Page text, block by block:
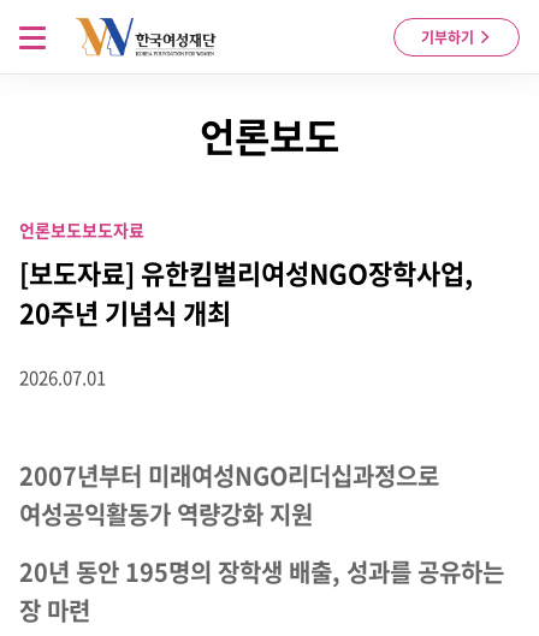
Skip to content
기부하기
메뉴 열기
언론보도
언론보도보도자료
[보도자료] 유한킴벌리여성NGO장학사업,
20주년 기념식 개최
2026.07.01
2007년부터 미래여성NGO리더십과정으로
여성공익활동가 역량강화 지원
20년 동안 195명의 장학생 배출, 성과를 공유하는
장 마련